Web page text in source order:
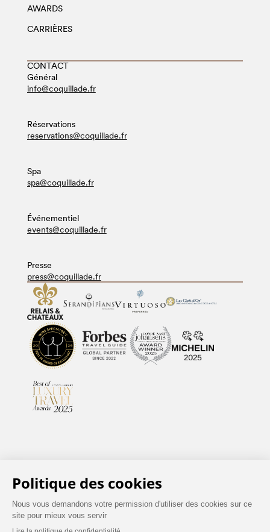
AWARDS
CARRIÈRES
CONTACT
Général
info@coquillade.fr
Réservations
reservations@coquillade.fr
Spa
spa@coquillade.fr
Événementiel
events@coquillade.fr
Presse
press@coquillade.fr
MENTIONS LÉGALES
POLITIQUE DE CONFIDENTIALITÉ